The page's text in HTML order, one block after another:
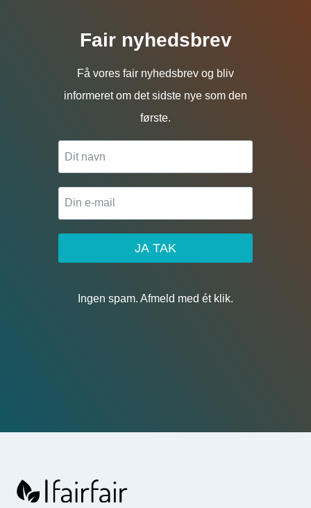
Fair nyhedsbrev
Få vores fair nyhedsbrev og bliv
informeret om det sidste nye som den
første.
JA TAK
Ingen spam. Afmeld med ét klik.